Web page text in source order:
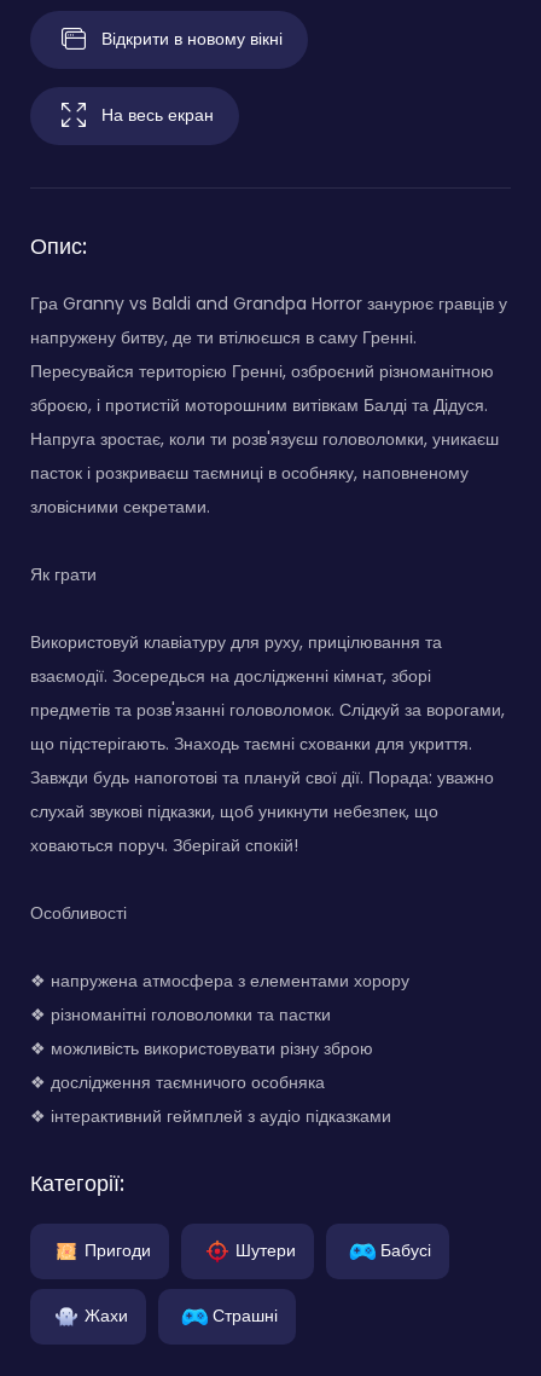
Відкрити в новому вікні
На весь екран
Опис:
Гра Granny vs Baldi and Grandpa Horror занурює гравців у
напружену битву, де ти втілюєшся в саму Гренні.
Пересувайся територією Гренні, озброєний різноманітною
зброєю, і протистій моторошним витівкам Балді та Дідуся.
Напруга зростає, коли ти розв'язуєш головоломки, уникаєш
пасток і розкриваєш таємниці в особняку, наповненому
зловісними секретами.
Як грати
Використовуй клавіатуру для руху, прицілювання та
взаємодії. Зосередься на дослідженні кімнат, зборі
предметів та розв'язанні головоломок. Слідкуй за ворогами,
що підстерігають. Знаходь таємні схованки для укриття.
Завжди будь напоготові та плануй свої дії. Порада: уважно
слухай звукові підказки, щоб уникнути небезпек, що
ховаються поруч. Зберігай спокій!
Особливості
❖ напружена атмосфера з елементами хорору
❖ різноманітні головоломки та пастки
❖ можливість використовувати різну зброю
❖ дослідження таємничого особняка
❖ інтерактивний геймплей з аудіо підказками
Категорії:
Пригоди Шутери Бабусі
Жахи Страшні